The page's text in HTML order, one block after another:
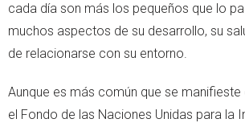
cada día son más los pequeños que lo
muchos aspectos de su desarrollo, su
de relacionarse con su entorno.
Aunque es más común que se manifieste
el Fondo de las Naciones Unidas para la